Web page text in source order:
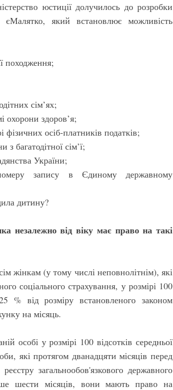
юстиції долучилось до розробки
який встановлює можливість
походження;
сім’ях;
охорони здоров’я;
осіб-платників податків;
з багатодітної сім’ї;
України;
запису в Єдиному державному
дитину?
незалежно від віку має право на такі
жінкам (у тому числі неповнолітнім), які
соціального страхування, у розмірі 100
% від розміру встановленого законом
на місяць.
особі у розмірі 100 відсотків середньої
які протягом дванадцяти місяців перед
загальнообов'язкового державного
шести місяців, вони мають право на